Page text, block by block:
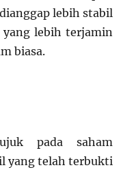
lebih stabil
yang lebih terjamin
biasa.
pada saham
yang telah terbukti